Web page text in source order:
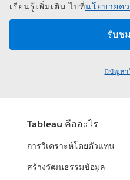
เรียนรู้เพิ่มเติม ไปที่นโยบายค
มีปัญหา
Tableau คืออะไร
การวิเคราะห์โดยตัวแทน
สร้างวัฒนธรรมข้อมูล